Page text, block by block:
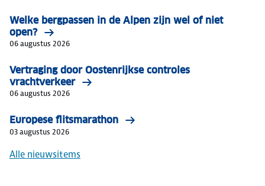
Welke bergpassen in de Alpen zijn wel of niet
open?
06 augustus 2026
Vertraging door Oostenrijkse controles
vrachtverkeer
06 augustus 2026
Europese flitsmarathon
03 augustus 2026
Alle nieuwsitems